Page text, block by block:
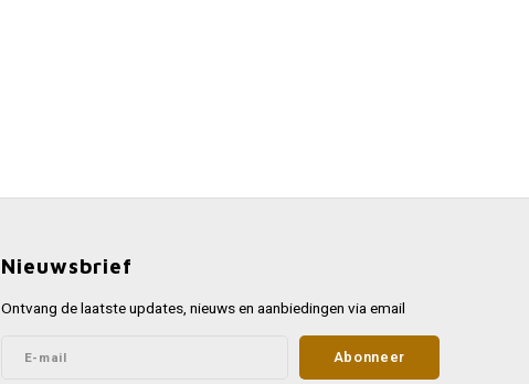
Nieuwsbrief
Ontvang de laatste updates, nieuws en aanbiedingen via email
Abonneer